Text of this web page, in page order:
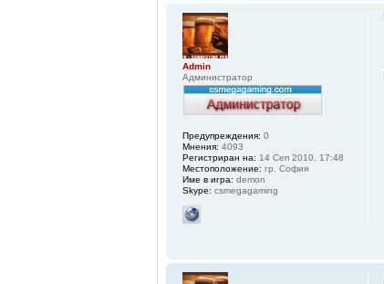
Admin
Администратор
Предупреждения: 0
Мнения: 4093
Регистриран на: 14 Сеп 2010, 17:48
Местоположение: гр. София
Име в игра: demon
Skype: csmegagaming